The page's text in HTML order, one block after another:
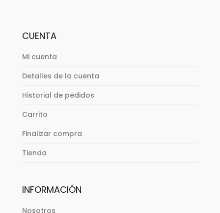
CUENTA
Mi cuenta
Detalles de la cuenta
Historial de pedidos
Carrito
Finalizar compra
Tienda
INFORMACIÓN
Nosotros